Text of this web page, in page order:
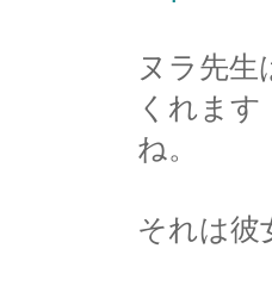
ヌラ先
くれます
ね。
それは彼